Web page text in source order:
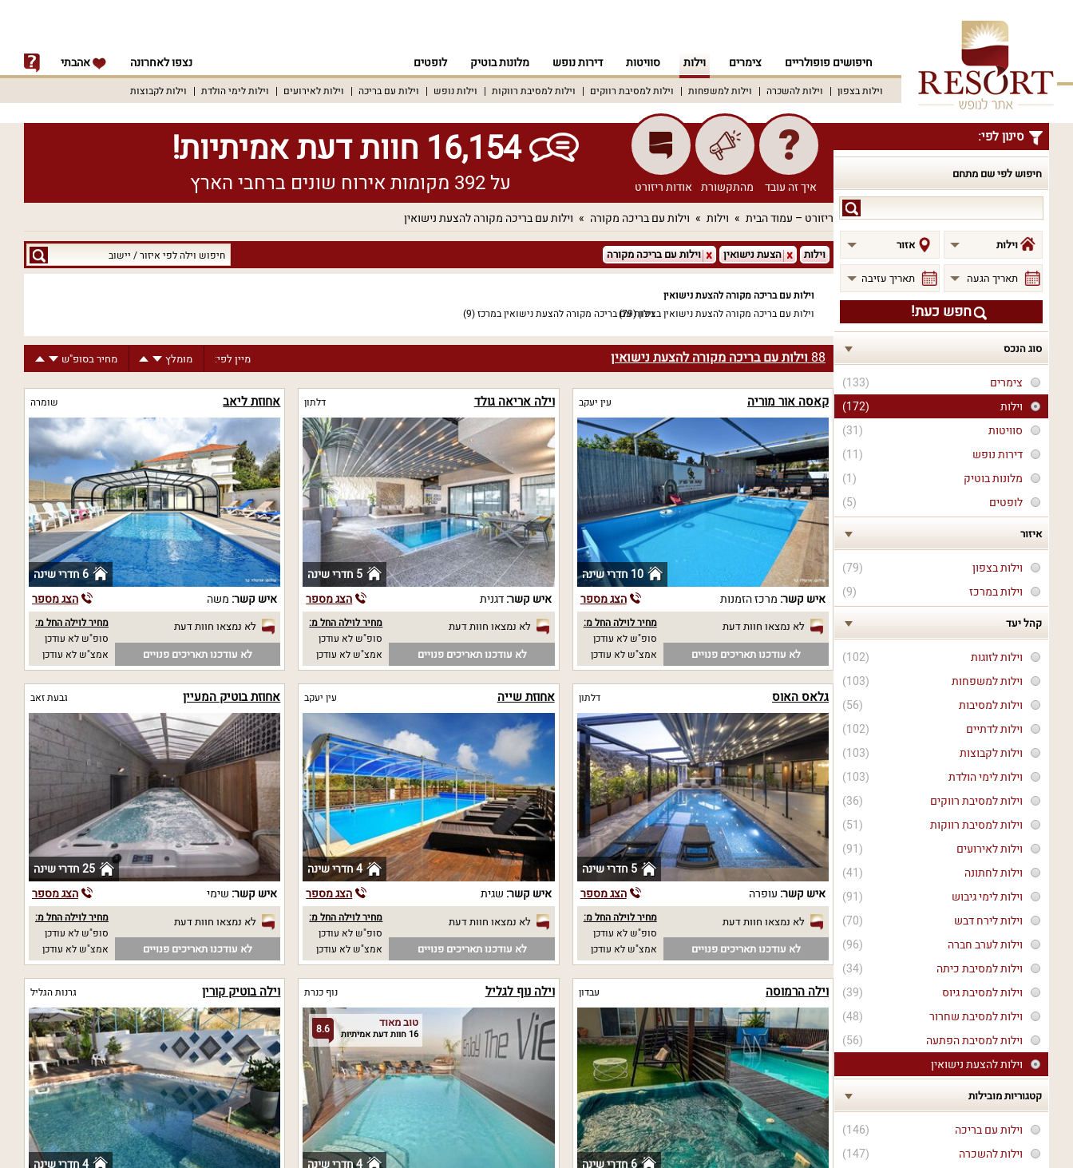
חיפושים פופולריים צימרים וילות סוויטות דירות נופש מלונות בוטיק לופטים נצפו לאחרונה אהבתי
וילות בצפון וילות להשכרה וילות למשפחות וילות למסיבת רווקים וילות למסיבת רווקות וילות נופש וילות עם בריכה וילות לאירועים וילות לימי הולדת וילות לקבוצות
סינון לפי:
חיפוש לפי שם מתחם
לפי
שם
מתחם
וילות אזור
תאריך הגעה תאריך עזיבה
חפש כעת!
סוג הנכס
(133)
צימרים
(172)
וילות
(31)
סוויטות
(11)
דירות נופש
(1)
מלונות בוטיק
(5)
לופטים
איזור
(79)
וילות בצפון
(9)
וילות במרכז
קהל יעד
(102)
וילות לזוגות
(103)
וילות למשפחות
(56)
וילות למסיבות
(102)
וילות לדתיים
(103)
וילות לקבוצות
(103)
וילות לימי הולדת
(36)
וילות למסיבת רווקים
(51)
וילות למסיבת רווקות
(91)
וילות לאירועים
(41)
וילות לחתונה
(91)
וילות לימי גיבוש
(70)
וילות לירח דבש
(96)
וילות לערב חברה
(34)
וילות למסיבת כיתה
(39)
וילות למסיבת גיוס
(48)
וילות למסיבת שחרור
(56)
וילות למסיבת הפתעה
וילות להצעת נישואין
קטגוריות מובילות
(146)
וילות עם בריכה
(147)
וילות להשכרה
איך זה עובד מהתקשורת אודות ריזורט
16,154 חוות דעת אמיתיות!
על 392 מקומות אירוח שונים ברחבי הארץ
ריזורט – עמוד הבית וילות וילות עם בריכה מקורה וילות עם בריכה מקורה להצעת נישואין
חיפוש
וילה
יישוב
וילות הצעת נישואין וילות עם בריכה מקורה
וילות עם בריכה מקורה להצעת נישואין
וילות עם בריכה מקורה להצעת נישואין בצפון(79)
וילות עם בריכה מקורה להצעת נישואין במרכז(9)
88וילות עם בריכה מקורה להצעת נישואין מיין לפי: מומלץ מחיר בסופ"ש
קאסה אור מוריה עין יעקב
10 חדרי שינה
איש קשר: מרכז הזמנות הצג מספר
לא נמצאו חוות דעת
לא עודכנו תאריכים פנויים
מחיר לוילה החל מ:
סופ"ש לא עודכן
אמצ"ש לא עודכן
וילה אריאה גולד דלתון
5 חדרי שינה
איש קשר:דגנית הצג מספר
לא נמצאו חוות דעת
לא עודכנו תאריכים פנויים
מחיר לוילה החל מ:
סופ"ש לא עודכן
אמצ"ש לא עודכן
אחוזת ליאב שומרה
6 חדרי שינה
איש קשר: משה הצג מספר
לא נמצאו חוות דעת
לא עודכנו תאריכים פנויים
מחיר לוילה החל מ:
סופ"ש לא עודכן
אמצ"ש לא עודכן
גלאס האוס דלתון
5 חדרי שינה
איש קשר: עופרה הצג מספר
לא נמצאו חוות דעת
לא עודכנו תאריכים פנויים
מחיר לוילה החל מ:
סופ"ש לא עודכן
אמצ"ש לא עודכן
אחוזת שייה עין יעקב
4 חדרי שינה
איש קשר: שגית הצג מספר
לא נמצאו חוות דעת
לא עודכנו תאריכים פנויים
מחיר לוילה החל מ:
סופ"ש לא עודכן
אמצ"ש לא עודכן
אחוזת בוטיק המעיין גבעת זאב
25 חדרי שינה
איש קשר: שימי הצג מספר
לא נמצאו חוות דעת
לא עודכנו תאריכים פנויים
מחיר לוילה החל מ:
סופ"ש לא עודכן
אמצ"ש לא עודכן
וילה הרמוסה עבדון
6 חדרי שינה
וילה נוף לגליל נוף כנרת
8.6 טוב מאוד
16 חוות דעת אמיתיות
4 חדרי שינה
וילה בוטיק קורין גרנות הגליל
4 חדרי שינה